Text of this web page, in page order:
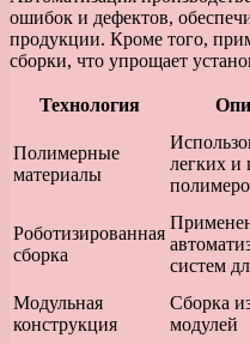
ошибок и дефектов,
продукции. Кроме того,
сборки, что упрощает
Технология
Полимерные
материалы
легких и
Роботизированная
сборка
систем
Модульная
конструкция
Сборка
модулей